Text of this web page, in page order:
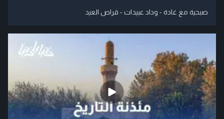
صبحية مع غادة - وداد عبيدات - قراص العيد